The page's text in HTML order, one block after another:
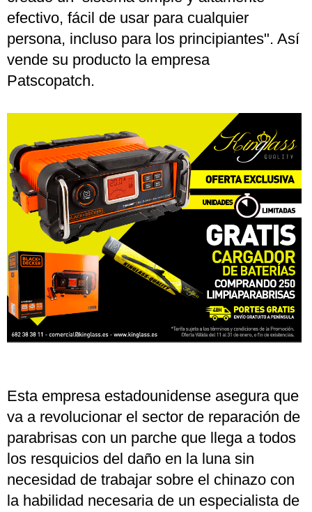
efectivo, fácil de usar para cualquier
persona, incluso para los principiantes". Así
vende su producto la empresa
Patscopatch.
Esta empresa estadounidense asegura que
va a revolucionar el sector de reparación de
parabrisas con un parche que llega a todos
los resquicios del daño en la luna sin
necesidad de trabajar sobre el chinazo con
la habilidad necesaria de un especialista de